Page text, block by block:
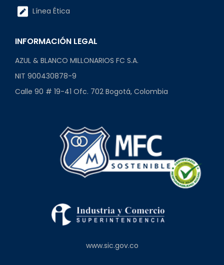
Línea Ética
INFORMACIÓN LEGAL
AZUL & BLANCO MILLONARIOS FC S.A.
NIT 900430878-9
Calle 90 # 19-41 Ofc. 702 Bogotá, Colombia
www.sic.gov.co